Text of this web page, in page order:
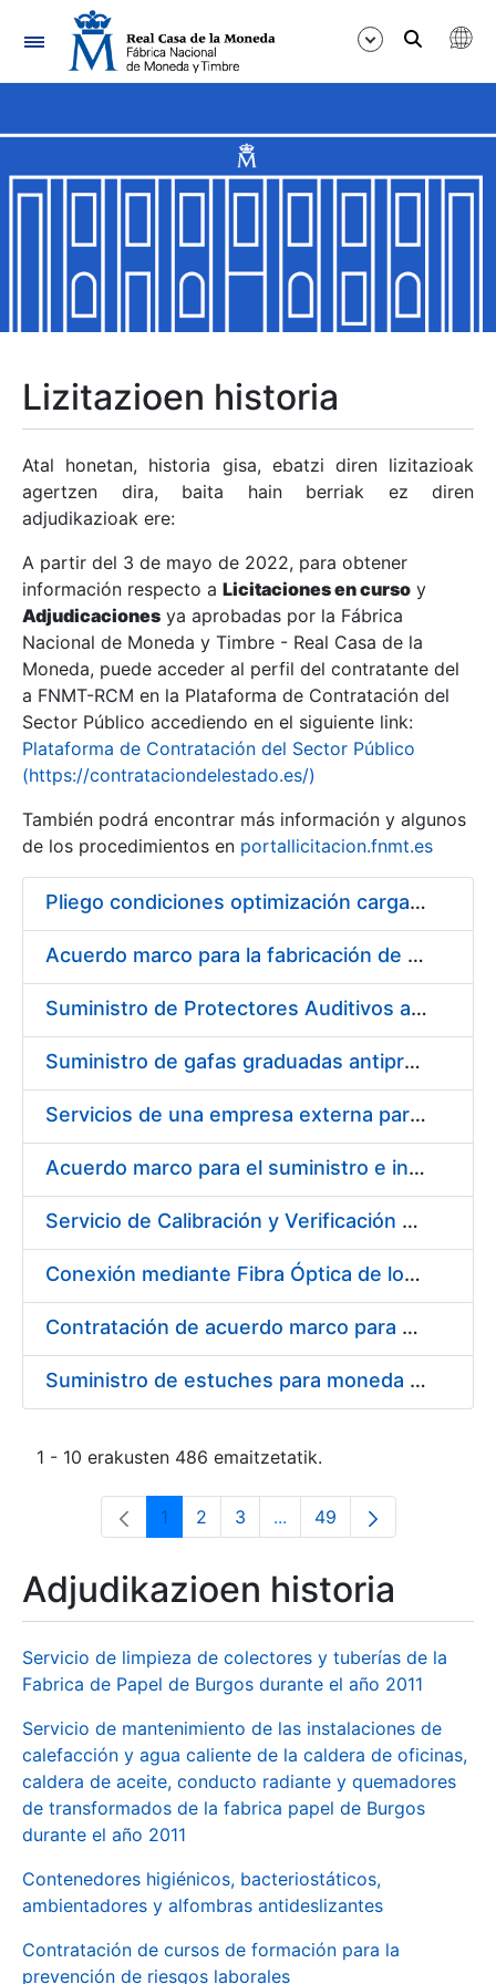
Nabigazioa
Erakutsi/Ezkutatu
Erakutsi/Ezkutatu
Erakutsi/Ezkutatu
Erakutsi/Ezkutatu
Erakutsi/Ezkutatu
Erakutsi/Ezkutatu
Erakutsi/Ezkutatu
Erakutsi/Ezkutatu
Lizitazioen historia
Atal honetan, historia gisa, ebatzi diren lizitazioak
agertzen dira, baita hain berriak ez diren
adjudikazioak ere:
A partir del 3 de mayo de 2022, para obtener
información respecto a Licitaciones en curso y
Adjudicaciones ya aprobadas por la Fábrica
Nacional de Moneda y Timbre - Real Casa de la
Moneda, puede acceder al perfil del contratante del
a FNMT-RCM en la Plataforma de Contratación del
Sector Público accediendo en el siguiente link:
Plataforma de Contratación del Sector Público
(https://contrataciondelestado.es/)
También podrá encontrar más información y algunos
de los procedimientos en portallicitacion.fnmt.es
Pliego condiciones optimización cargas compras firmado
Acuerdo marco para la fabricación de piezas
Suministro de Protectores Auditivos a medida para las personas trabajadoras de los Centros de Trabajo de Madrid y Burgos
Suministro de gafas graduadas antiproyecciones para los trabajadores de la FNMT-RCM en los centros de trabajo de Madrid y Burgos
Servicios de una empresa externa para el asesoramiento y resolución de los recursos de alzada que se presentan relacionados con procesos de selección para la FNMT-RCM
Acuerdo marco para el suministro e instalación de persianas, estores y otros complementos
Servicio de Calibración y Verificación Externa de los Equipos de Medición del Servicio de Prevención de la FNMT-RCM
Conexión mediante Fibra Óptica de los Centros de Proceso de Datos (CPDs) de las sedes de la FNMT-RCM de Burgos y Madrid
Contratación de acuerdo marco para el Suministro de Material de Electricidad para la Fábrica Nacional de Moneda y Timbre-Real Casa de la Moneda en su centro de trabajo de Burgos
Suministro de estuches para moneda de 30 €
1 - 10 erakusten 486 emaitzetatik.
Orrialdea
1 Orrialdea
2 Orrialdea
3 ...Intermediate Pages Use
Orrialdea
49
Adjudikazioen historia
Servicio de limpieza de colectores y tuberías de la
Fabrica de Papel de Burgos durante el año 2011
Servicio de mantenimiento de las instalaciones de
calefacción y agua caliente de la caldera de oficinas,
caldera de aceite, conducto radiante y quemadores
de transformados de la fabrica papel de Burgos
durante el año 2011
Contenedores higiénicos, bacteriostáticos,
ambientadores y alfombras antideslizantes
Contratación de cursos de formación para la
prevención de riesgos laborales